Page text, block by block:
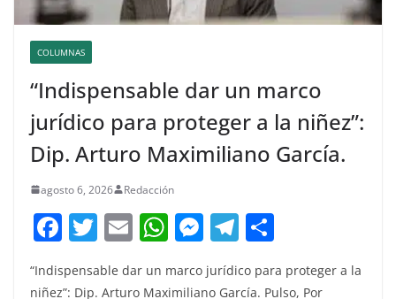
COLUMNAS
“Indispensable dar un marco
jurídico para proteger a la niñez”:
Dip. Arturo Maximiliano García.
agosto 6, 2026 Redacción
F
c
T
w
itt
E
ai
W
at
M
e
ss
T
e m
“Indispensable dar un marco jurídico para proteger a la
niñez”: Dip. Arturo Maximiliano García. Pulso, Por